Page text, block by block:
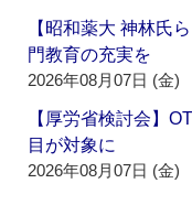
【昭和薬大 神林氏
門教育の充実を
2026年08月07日 (金)
【厚労省検討会】
目が対象に
2026年08月07日 (金)